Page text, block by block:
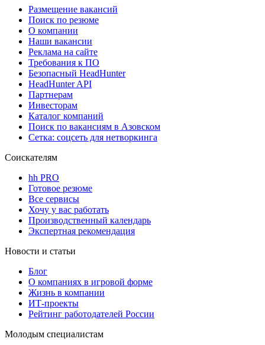
Размещение вакансий
Поиск по резюме
О компании
Наши вакансии
Реклама на сайте
Требования к ПО
Безопасный HeadHunter
HeadHunter API
Партнерам
Инвесторам
Каталог компаний
Поиск по вакансиям в Азовском
Сетка: соцсеть для нетворкинга
Соискателям
hh PRO
Готовое резюме
Все сервисы
Хочу у вас работать
Производственный календарь
Экспертная рекомендация
Новости и статьи
Блог
О компаниях в игровой форме
Жизнь в компании
ИТ-проекты
Рейтинг работодателей России
Молодым специалистам